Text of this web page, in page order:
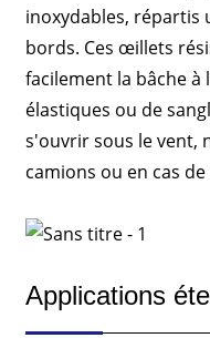
inoxydables,
bords. Ces œillets
facilement la bâche
élastiques ou de
s'ouvrir sous le vent,
camions ou en cas
Applications